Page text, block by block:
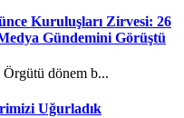
Kuruluşları Zirvesi: 26
Gündemini Görüştü
Örgütü dönem b...
Uğurladık